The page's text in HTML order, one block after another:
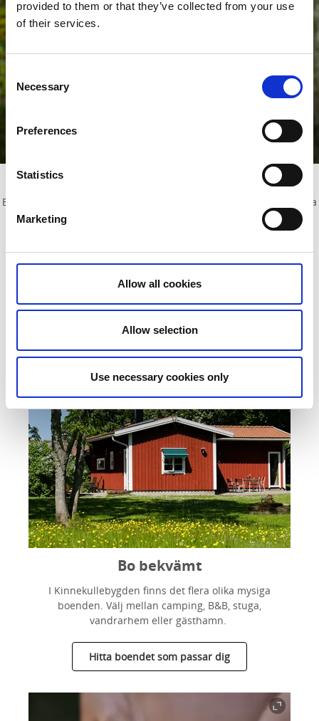
provided to them or that they’ve collected from your use
of their services.
Consent
Selection
Necessary
Preferences
Statistics
Marketing
Allow all cookies
Allow selection
Use necessary cookies only
Aktiv avkoppling i Lundsbrunn
Utforska hela Kinnekullebygden
Bo bekvämt, njut av god mat och fika i mysiga miljöer och utforska
de många besöksmål som finns på Kinnekulle med omnejd!
Bo bekvämt
I Kinnekullebygden finns det flera olika mysiga
boenden. Välj mellan camping, B&B, stuga,
vandrarhem eller gästhamn.
Hitta boendet som passar dig